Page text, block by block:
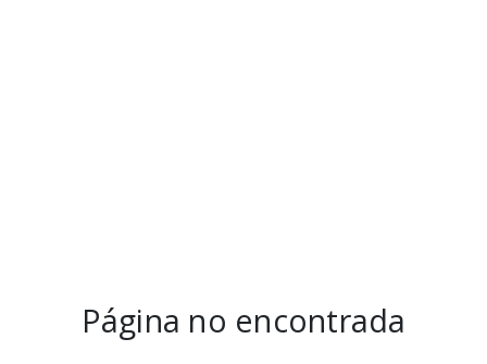
Página no encontrada